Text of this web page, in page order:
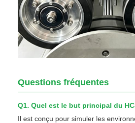
Questions fréquentes
Q1. Quel est le but principal du
Il est conçu pour simuler les